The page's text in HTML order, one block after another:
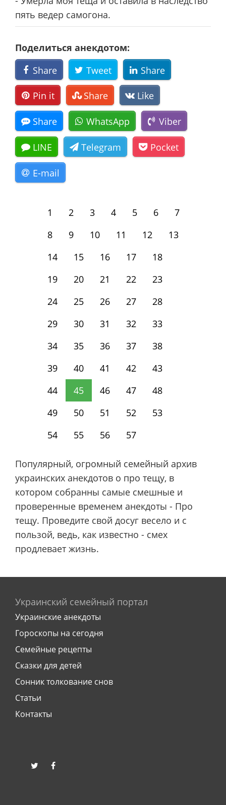
пять ведер самогона.
Поделиться анекдотом:
Share
Tweet Share
Pin it Share Like
Share WhatsApp Viber
LINE Telegram Pocket
E-mail
1 2 3 4 5 6
7
8
9 10 11 12
13
14
15 16 17
18
19
20 21 22
23
24
25 26 27
28
29
30 31 32
33
34
35 36 37
38
39
40 41 42
43
44
45 46 47
48
49
50 51 52
53
54
55 56 57
Популярный, огромный семейный архив
украинских анекдотов о про тещу, в
котором собранны самые смешные и
проверенные временем анекдоты - Про
тещу. Проведите свой досуг весело и с
пользой, ведь, как известно - смех
продлевает жизнь.
Украинский семейный портал
Украинские анекдоты
Гороскопы на сегодня
Семейные рецепты
Сказки для детей
Сонник толкование снов
Статьи
Контакты
twitter